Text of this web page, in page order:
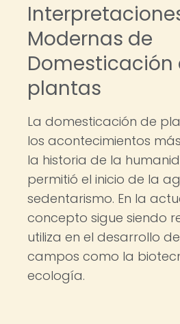
Modernas de
Domesticación
plantas
La domesticación de
los acontecimientos
la historia de la
permitió el inicio de la
sedentarismo. En la
concepto sigue siendo
utiliza en el desarrollo
campos como la
ecología.